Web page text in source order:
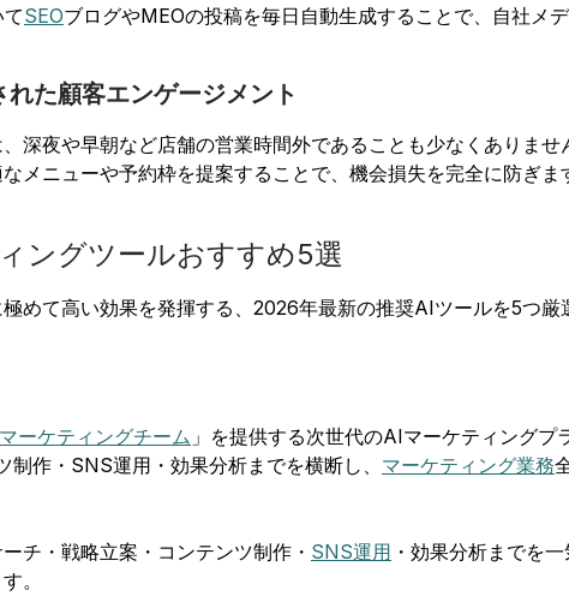
SEOブログやMEOの投稿を毎日自動生成することで、自社メ
た顧客エンゲージメント
深夜や早朝など店舗の営業時間外であることも少なくありま
メニューや予約枠を提案することで、機会損失を完全に防ぎま
ングツールおすすめ5選
めて高い効果を発揮する、2026年最新の推奨AIツールを5つ厳
ーケティングチーム 」を提供する次世代のAIマーケティング
制作・SNS運用・効果分析までを横断し、 マーケティング業務
ーチ・戦略立案・コンテンツ制作・ SNS運用 ・効果分析までを
。